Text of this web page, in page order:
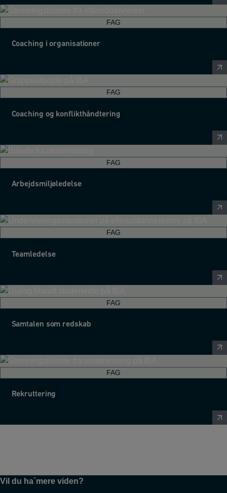
FAG
Coaching i organisationer
FAG
Coaching og konflikthåndtering
FAG
Arbejdsmiljøledelse
FAG
Teamledelse
FAG
Samtalen som redskab
FAG
Rekruttering
Vil du ha´mere viden?